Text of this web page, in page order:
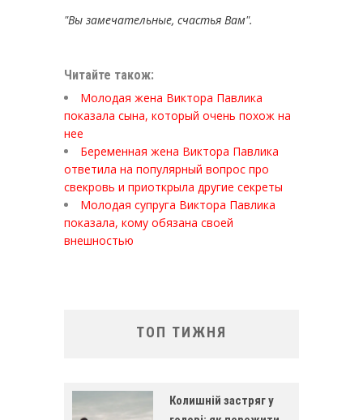
"Вы замечательные, счастья Вам".
Читайте також:
Молодая жена Виктора Павлика
показала сына, который очень похож на
нее
Беременная жена Виктора Павлика
ответила на популярный вопрос про
свекровь и приоткрыла другие секреты
Молодая супруга Виктора Павлика
показала, кому обязана своей
внешностью
ТОП ТИЖНЯ
Колишній застряг у